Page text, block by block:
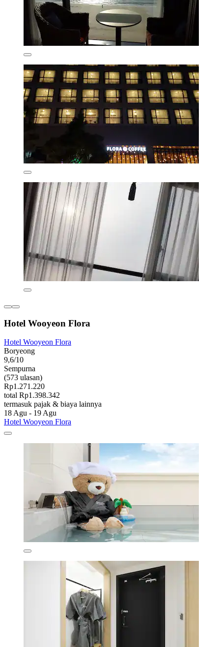
Hotel Wooyeon Flora
Hotel Wooyeon Flora
Boryeong
9,6/10
Sempurna
(573 ulasan)
Rp1.271.220
total Rp1.398.342
termasuk pajak & biaya lainnya
18 Agu - 19 Agu
Hotel Wooyeon Flora